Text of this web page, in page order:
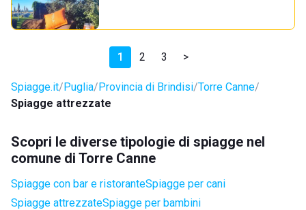
1 2 3 >
Spiagge.it Puglia Provincia di Brindisi Torre Canne
Spiagge attrezzate
Scopri le diverse tipologie di spiagge nel
comune di Torre Canne
Spiagge con bar e ristoranteSpiagge per cani
Spiagge attrezzateSpiagge per bambini